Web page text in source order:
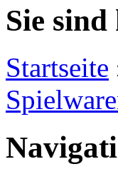
Sie
Startseite